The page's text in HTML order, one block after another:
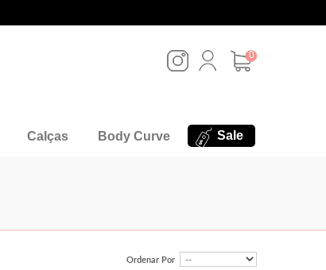
0
Calças Body Curve Sale
Ordenar Por